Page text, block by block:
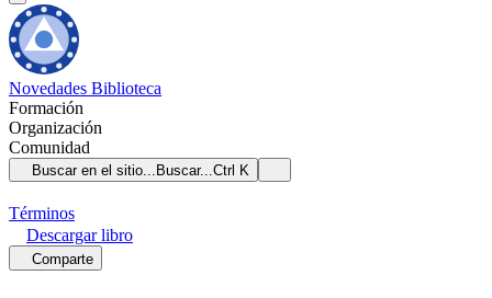
Novedades Biblioteca
Formación
Organización
Comunidad
Buscar en el sitio... Buscar...Ctrl K
Términos
Descargarlibro
Comparte